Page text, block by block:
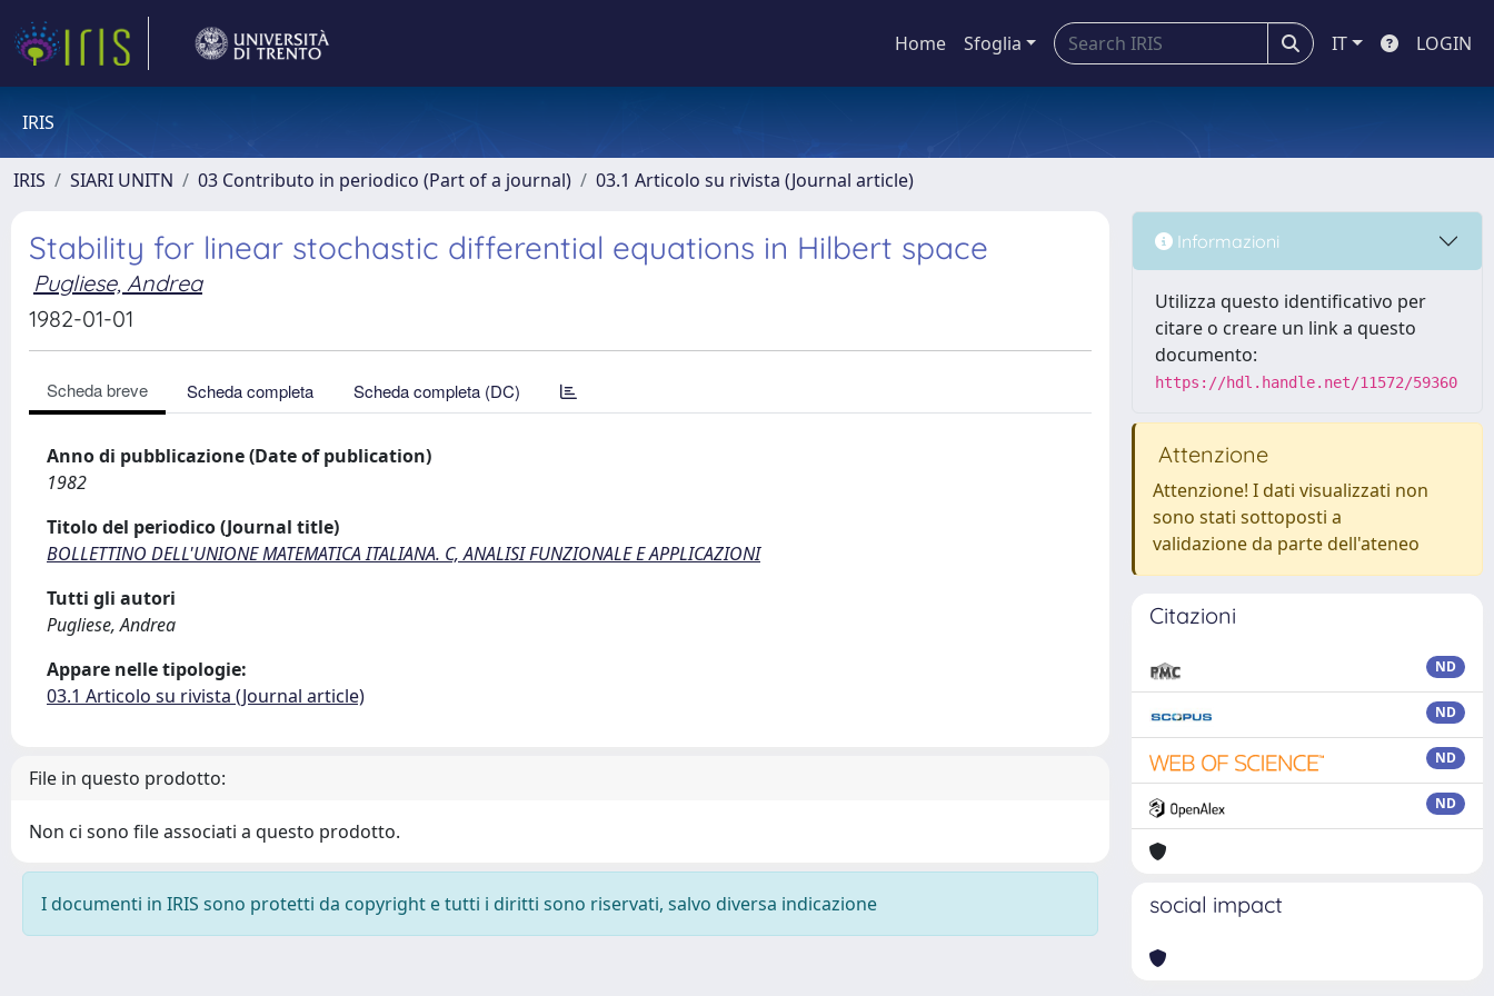
Home Sfoglia IT LOGIN
IRIS
IRIS SIARI UNITN 03 Contributo in periodico (Part of a journal) 03.1 Articolo su rivista (Journal article)
Stability for linear stochastic differential equations in Hilbert space
Pugliese, Andrea
1982-01-01
Scheda breve Scheda completa Scheda completa (DC)
Anno di pubblicazione (Date of publication)
1982
Titolo del periodico (Journal title)
BOLLETTINO DELL'UNIONE MATEMATICA ITALIANA. C, ANALISI FUNZIONALE E APPLICAZIONI
Tutti gli autori
Pugliese, Andrea
Appare nelle tipologie:
03.1 Articolo su rivista (Journal article)
File in questo prodotto:
Non ci sono file associati a questo prodotto.
I documenti in IRIS sono protetti da copyright e tutti i diritti sono riservati, salvo diversa indicazione
Informazioni
Utilizza questo identificativo per
citare o creare un link a questo
documento:
https://hdl.handle.net/11572/59360
Attenzione
Attenzione! I dati visualizzati non
sono stati sottoposti a
validazione da parte dell'ateneo
Citazioni
ND
ND
ND
ND
social impact